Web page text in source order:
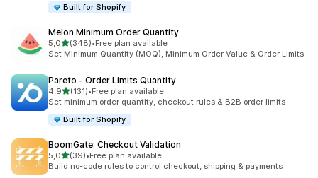
Built for Shopify
Melon Minimum Order Quantity
5,05 yıldız üzerinden
(348)
toplam 348 değerlendirme
•Free plan available
Set Minimum Quantity (MOQ), Minimum Order Value & Order Limits
Pareto ‑ Order Limits Quantity
4,95 yıldız üzerinden
(131)
toplam 131 değerlendirme
•Free plan available
Set minimum order quantity, checkout rules & B2B order limits
Built for Shopify
BoomGate: Checkout Validation
5,05 yıldız üzerinden
(39)
toplam 39 değerlendirme
•Free plan available
Build no-code rules to control checkout, shipping & payments